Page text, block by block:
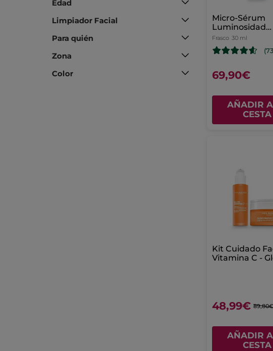
Edad
Limpiador Facial
Para quién
Zona
Color
Micro-Sérum
Luminosidad
Absoluta
Frasco 30 ml
69,90€
AÑADIR
CESTA
Kit Cuidado
Vitamina C -
48,99€ 89,80€
AÑADIR
CESTA